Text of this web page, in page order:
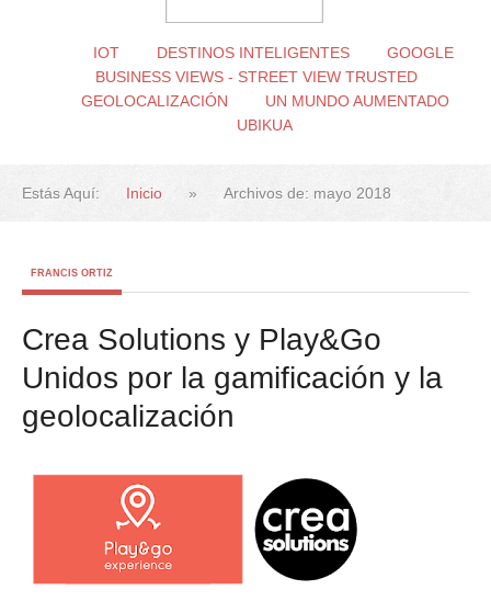
IOT DESTINOS INTELIGENTES
GOOGLE
BUSINESS VIEWS - STREET VIEW TRUSTED
GEOLOCALIZACIÓN
UN MUNDO AUMENTADO
UBIKUA
Estás Aquí: Inicio » Archivos de: mayo 2018
FRANCIS ORTIZ
Crea Solutions y Play&Go
Unidos por la gamificación y la
geolocalización